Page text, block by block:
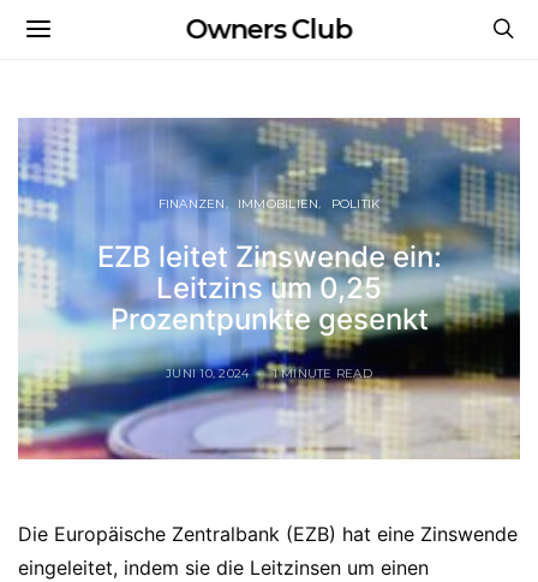
Owners Club
FINANZEN IMMOBILIEN POLITIK
EZB leitet Zinswende ein:
Leitzins um 0,25
Prozentpunkte gesenkt
JUNI 10, 2024 1 MINUTE READ
Die Europäische Zentralbank (EZB) hat eine Zinswende
eingeleitet, indem sie die Leitzinsen um einen